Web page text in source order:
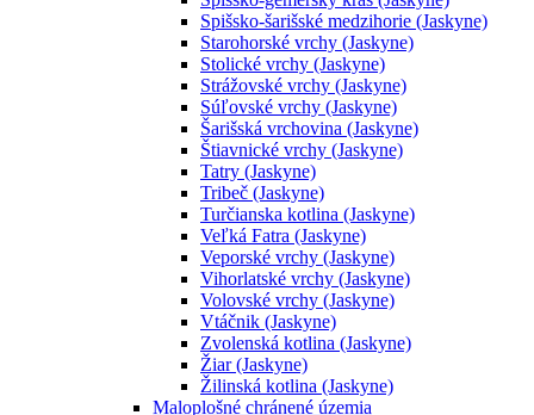
Spišsko-šarišské medzihorie (Jaskyne)
Starohorské vrchy (Jaskyne)
Stolické vrchy (Jaskyne)
Strážovské vrchy (Jaskyne)
Súľovské vrchy (Jaskyne)
Šarišská vrchovina (Jaskyne)
Štiavnické vrchy (Jaskyne)
Tatry (Jaskyne)
Tribeč (Jaskyne)
Turčianska kotlina (Jaskyne)
Veľká Fatra (Jaskyne)
Veporské vrchy (Jaskyne)
Vihorlatské vrchy (Jaskyne)
Volovské vrchy (Jaskyne)
Vtáčnik (Jaskyne)
Zvolenská kotlina (Jaskyne)
Žiar (Jaskyne)
Žilinská kotlina (Jaskyne)
Maloplošné chránené územia